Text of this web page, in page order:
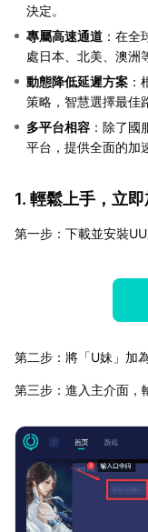
決定。
專屬高速通道 ：在
處日本、北美、澳洲
動態降低延遲方案
策略，智慧選擇最佳
多平台相容 ：除了
平台，提供全面的加
1. 輕鬆上手，立
第一步：下載並安裝
第二步：將「U妹」加
第三步：進入主介面，